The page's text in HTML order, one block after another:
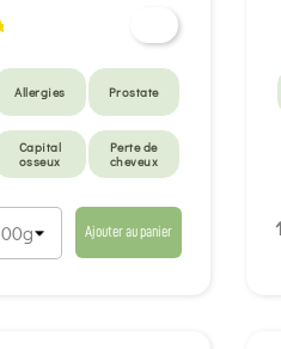
Allergies Prostate
Capital
osseux
Perte de
cheveux
Ajouter au panier